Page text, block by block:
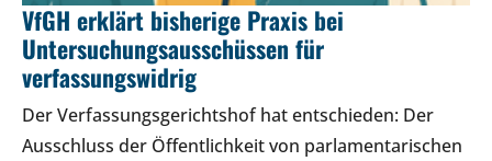
VfGH erklärt bisherige Praxis bei
Untersuchungsausschüssen für
verfassungswidrig
Der Verfassungsgerichtshof hat entschieden: Der
Ausschluss der Öffentlichkeit von parlamentarischen